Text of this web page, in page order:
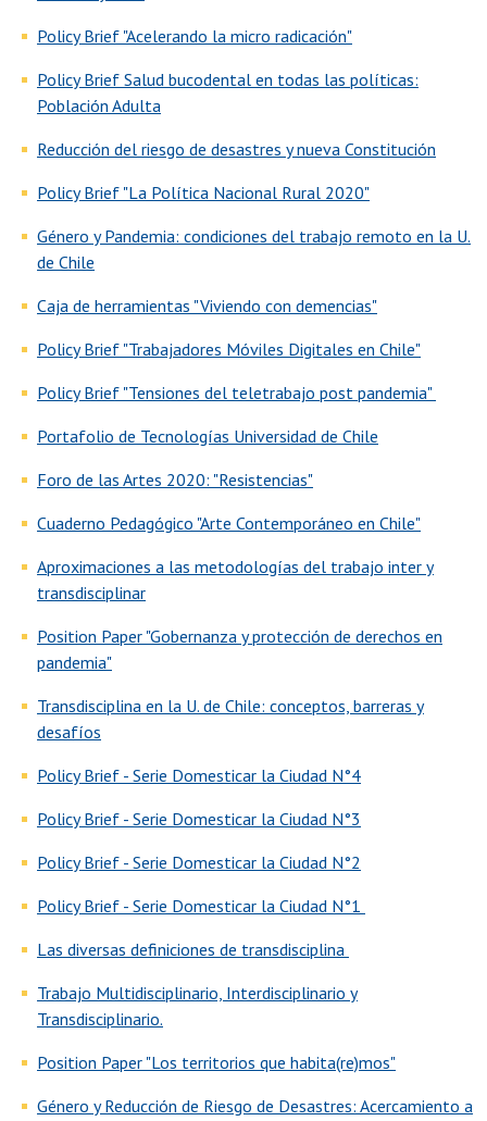
Policy Brief "Acelerando la micro radicación"
Policy Brief Salud bucodental en todas las políticas:
Población Adulta
Reducción del riesgo de desastres y nueva Constitución
Policy Brief "La Política Nacional Rural 2020"
Género y Pandemia: condiciones del trabajo remoto en la U.
de Chile
Caja de herramientas "Viviendo con demencias"
Policy Brief "Trabajadores Móviles Digitales en Chile"
Policy Brief "Tensiones del teletrabajo post pandemia"
Portafolio de Tecnologías Universidad de Chile
Foro de las Artes 2020: "Resistencias"
Cuaderno Pedagógico "Arte Contemporáneo en Chile"
Aproximaciones a las metodologías del trabajo inter y
transdisciplinar
Position Paper "Gobernanza y protección de derechos en
pandemia"
Transdisciplina en la U. de Chile: conceptos, barreras y
desafíos
Policy Brief - Serie Domesticar la Ciudad N°4
Policy Brief - Serie Domesticar la Ciudad N°3
Policy Brief - Serie Domesticar la Ciudad N°2
Policy Brief - Serie Domesticar la Ciudad N°1
Las diversas definiciones de transdisciplina
Trabajo Multidisciplinario, Interdisciplinario y
Transdisciplinario.
Position Paper "Los territorios que habita(re)mos"
Género y Reducción de Riesgo de Desastres: Acercamiento a